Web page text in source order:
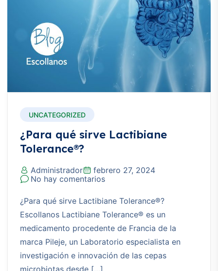
UNCATEGORIZED
¿Para qué sirve Lactibiane
Tolerance®?
Administrador
febrero 27, 2024
No hay comentarios
¿Para qué sirve Lactibiane Tolerance®?
Escollanos Lactibiane Tolerance® es un
medicamento procedente de Francia de la
marca Pileje, un Laboratorio especialista en
investigación e innovación de las cepas